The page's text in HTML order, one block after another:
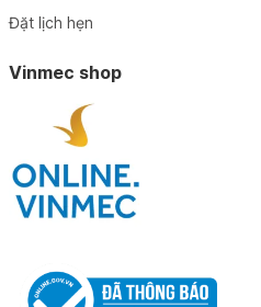
Đặt lịch hẹn
Vinmec shop